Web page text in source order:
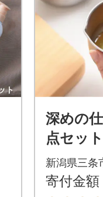
深めの
点セッ
ちにく
ッチン
新潟県三条
寄付金額